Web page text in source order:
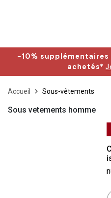
-10%
achetés*
Accueil Sous-vêtements
Sous vetements homme